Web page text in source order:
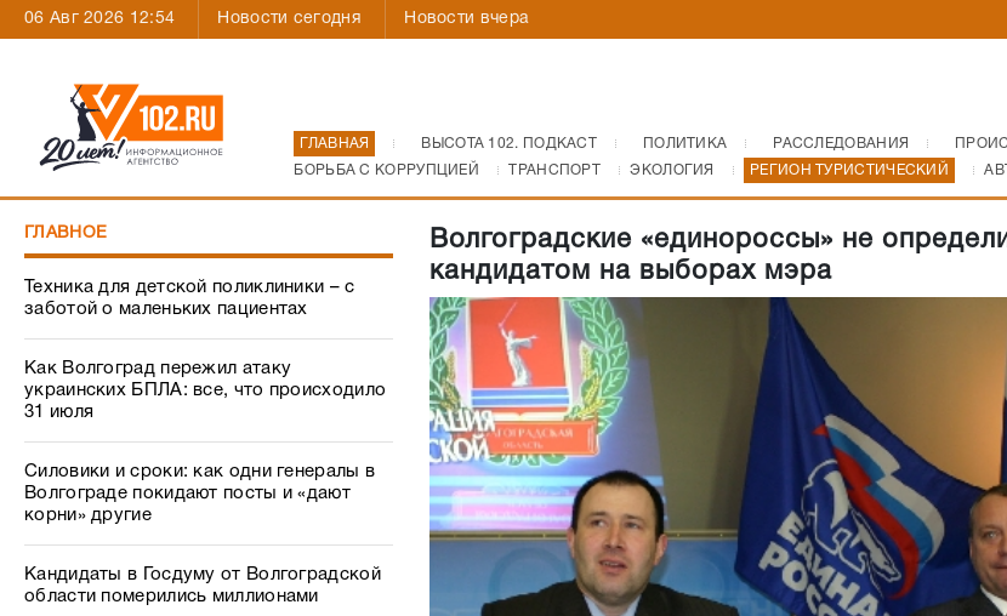
06 Авг 2026 12:54 Новости сегодня Новости вчера
ГЛАВНАЯ ВЫСОТА 102. ПОДКАСТ ПОЛИТИКА РАССЛЕДОВАНИЯ
БОРЬБА С КОРРУПЦИЕЙ
ТРАНСПОРТ ЭКОЛОГИЯ РЕГИОН ТУРИСТИЧЕСКИЙ
ГЛАВНОЕ
Техника для детской поликлиники – с
заботой о маленьких пациентах
Как Волгоград пережил атаку
украинских БПЛА: все, что происходило
31 июля
Силовики и сроки: как одни генералы в
Волгограде покидают посты и «дают
корни» другие
Кандидаты в Госдуму от Волгоградской
области померились миллионами
Волгоградские «единороссы» не
кандидатом на выборах мэра